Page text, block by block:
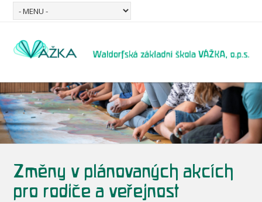
Změny v plánovaných akcích
pro rodiče a veřejnost